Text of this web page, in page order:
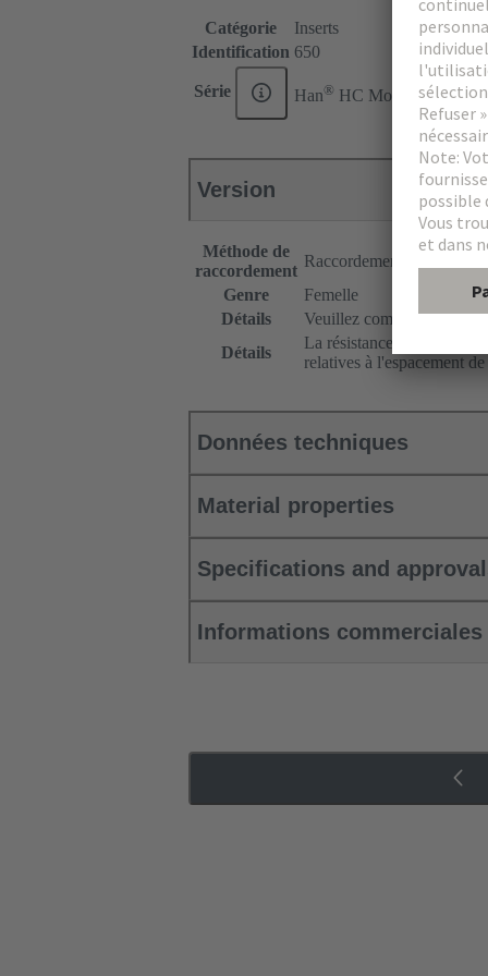
Catégorie
Inserts
Identification 650
Série Han® HC Modular
Version
Méthode de
raccordement
Raccordement à Sertir
Genre
Femelle
Détails
Veuillez commander les
Détails
La résistance aux
relatives à l'espacement
Données techniques
Material properties
Specifications and
Informations commerciales